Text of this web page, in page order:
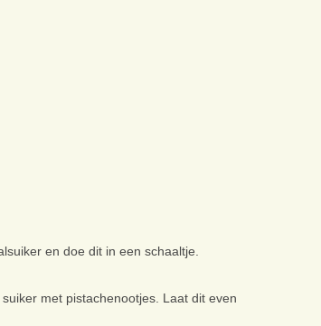
en doe dit in een schaaltje.
met pistachenootjes. Laat dit even